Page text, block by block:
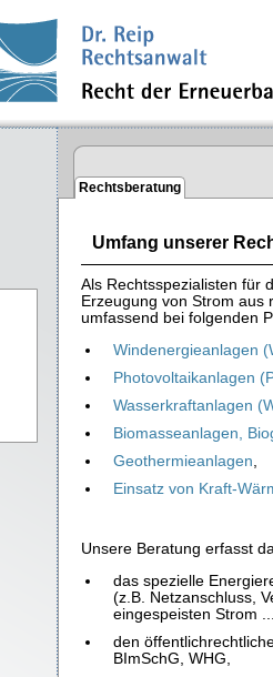
Rechtsberatung
Umfang unserer
Als Rechtsspezialisten für
Erzeugung von Strom aus
umfassend bei folgenden
Windenergieanlagen
Photovoltaikanlagen
Wasserkraftanlagen
Biomasseanlagen,
Geothermieanlagen,
Einsatz von Kraft-
Unsere Beratung erfasst
das spezielle
(z.B. Netzanschluss,
eingespeisten Strom
den
BImSchG, WHG,